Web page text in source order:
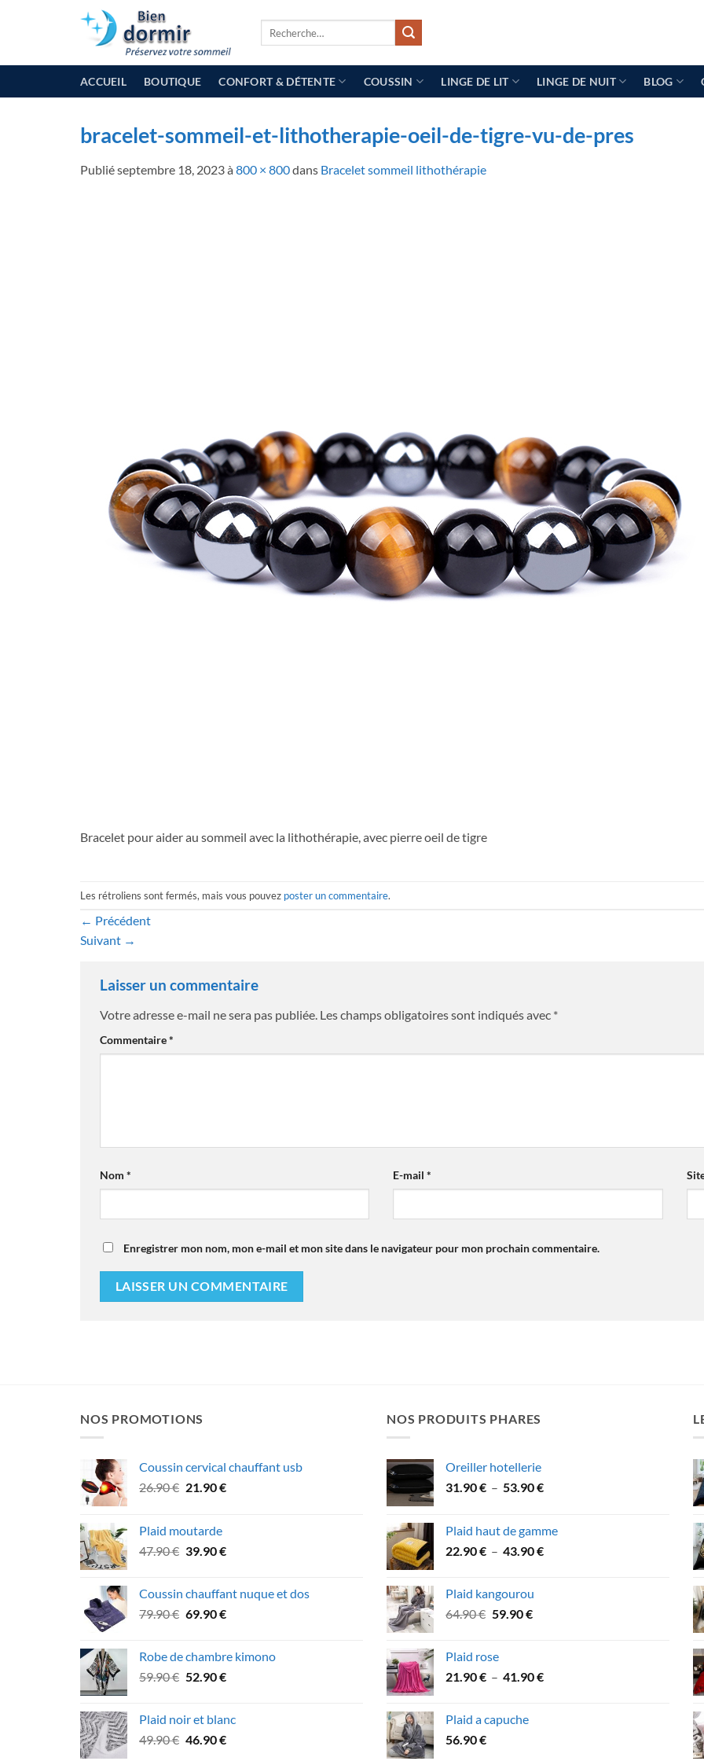
ACCUEIL BOUTIQUE CONFORT & DÉTENTE COUSSIN LINGE DE LIT LINGE DE NUIT BLOG
bracelet-sommeil-et-lithotherapie-oeil-de-tigre-vu-de-pres
Publiéseptembre 18, 2023à 800 × 800dans Bracelet sommeil lithothérapie
Bracelet pour aider au sommeil avec la lithothérapie, avec pierre oeil de tigre
Les rétroliens sont fermés, mais vous pouvez poster un commentaire.
← Précédent
Suivant →
Laisser un commentaire
Votre adresse e-mail ne sera pas publiée. Les champs obligatoires sont indiqués avec *
Commentaire*
Nom * E-mail*
Enregistrer mon nom, mon e-mail et mon site dans le navigateur pour mon prochain commentaire.
NOS PROMOTIONS
Coussin cervical chauffant usb
26.90€ Le
était :
26.90 €.
21.90€Le
21.90 €.
Plaid moutarde
47.90€ Le
était :
47.90 €.
39.90€Le
est :
39.90 €.
Coussin chauffant nuque et dos
79.90€ Le
était :
79.90 €.
69.90€Le
est :
69.90 €.
Robe de chambre kimono
59.90€ Le
était :
59.90 €.
52.90€Le
est :
52.90 €.
Plaid noir et blanc
49.90€ Le
46.90€Le
NOS PRODUITS PHARES
Oreiller hotellerie
31.90€ – 53.90€Plage
31.90 €
à
Plaid haut de gamme
22.90€ – 43.90€Plage
Plaid kangourou
64.90€ Le
était :
64.90 €.
59.90€Le
59.90 €.
Plaid rose
21.90€ – 41.90€Plage
Plaid a capuche
56.90€